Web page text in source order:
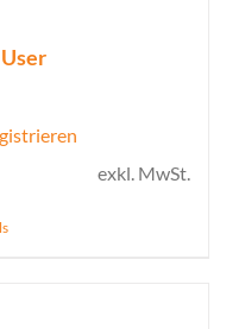
exkl. MwSt.